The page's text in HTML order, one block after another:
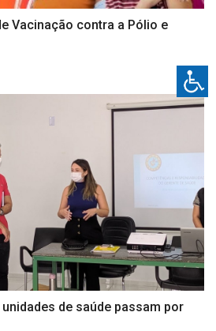
Vacinação contra a Pólio e
de saúde passam por